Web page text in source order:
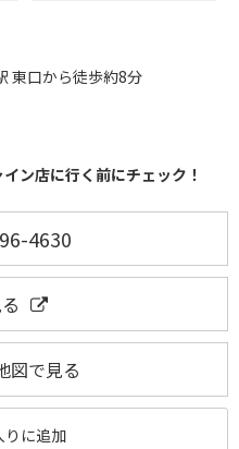
東口から徒歩約8分
ン店に行く前にチェック！
4630
図で見る
りに追加